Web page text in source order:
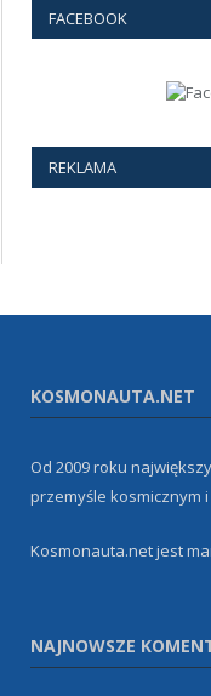
FACEBOOK
REKLAMA
KOSMONAUTA.NET
Od 2009 roku
przemyśle kosmicznym
Kosmonauta.net jest
NAJNOWSZE